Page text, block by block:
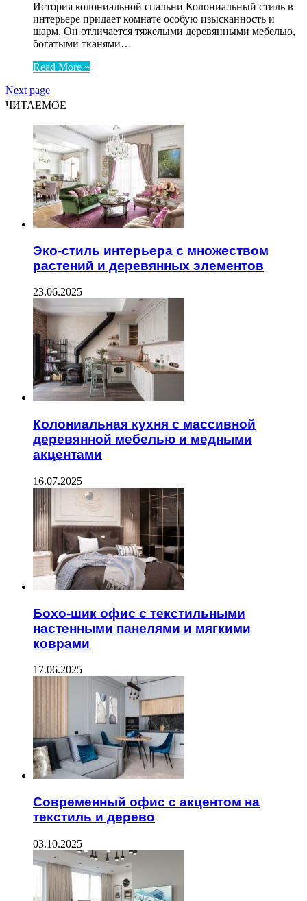
История колониальной спальни Колониальный стиль в
интерьере придает комнате особую изысканность и
шарм. Он отличается тяжелыми деревянными мебелью,
богатыми тканями…
Read More »
Next page
ЧИТАЕМОЕ
Эко-стиль интерьера с множеством
растений и деревянных элементов
23.06.2025
Колониальная кухня с массивной
деревянной мебелью и медными
акцентами
16.07.2025
Бохо-шик офис с текстильными
настенными панелями и мягкими
коврами
17.06.2025
Современный офис с акцентом на
текстиль и дерево
03.10.2025